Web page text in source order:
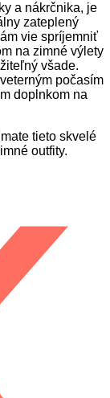
a nákrčnika, je
zateplený
vie spríjemniť
na zimné výlety
všade.
počasím
doplnkom na
tieto skvelé
outfity.